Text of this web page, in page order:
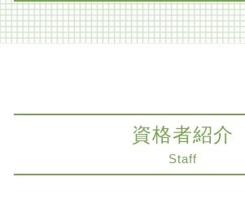
相続放棄手続き 生前
遺留分 分割協議書
相続放棄必要書類 裁判所
相続人 連絡 取れない
離婚調停 弁護士
医療過誤 時効 債務不履行
コンプライアンス パワハラ
コンプライアンスとハラスメント
交通事故 損害賠償
労働問題 奈良市 弁護士
法律問題 京都市 弁護士
紛争解決 神戸市 弁護士
家族信託 神戸市 弁護士
相続 神戸市 弁護士
資格者紹介
Staff